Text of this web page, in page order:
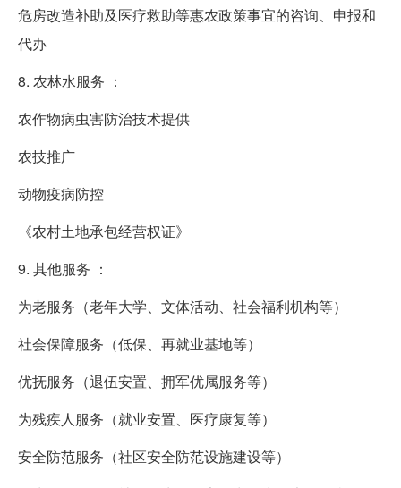
危房改造补助及医疗救助等惠农政策事宜的咨询、申报和
代办
8. 农林水服务 ：
农作物病虫害防治技术提供
农技推广
动物疫病防控
《农村土地承包经营权证》
9. 其他服务 ：
为老服务（老年大学、文体活动、社会福利机构等）
社会保障服务（低保、再就业基地等）
优抚服务（退伍安置、拥军优属服务等）
为残疾人服务（就业安置、医疗康复等）
安全防范服务（社区安全防范设施建设等）